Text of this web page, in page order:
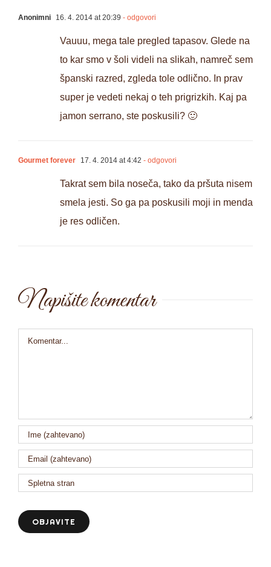
Anonimni 16. 4. 2014 at 20:39 - odgovori
Vauuu, mega tale pregled tapasov. Glede na
to kar smo v šoli videli na slikah, namreč sem
španski razred, zgleda tole odlično. In prav
super je vedeti nekaj o teh prigrizkih. Kaj pa
jamon serrano, ste poskusili? 🙂
Gourmet forever 17. 4. 2014 at 4:42 - odgovori
Takrat sem bila noseča, tako da pršuta nisem
smela jesti. So ga pa poskusili moji in menda
je res odličen.
Napišite komentar
Comment